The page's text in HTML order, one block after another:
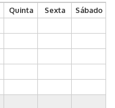
Quinta Sexta
Sábado